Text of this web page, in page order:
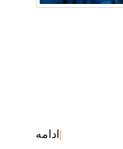
ادامه